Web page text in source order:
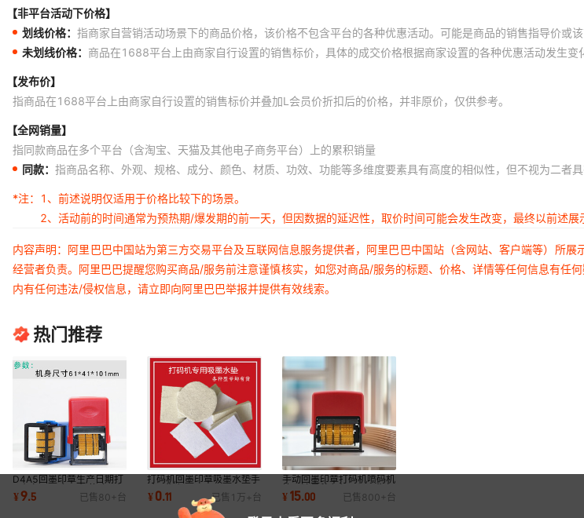
【非平台活动下价格】
划线价格： 指商家自营销活动场景下的商品价格，该价格不包含平台的各种优惠活动。可能是商品的销售指导价或
未划线价格： 商品在1688平台上由商家自行设置的销售标价，具体的成交价格根据商家设置的各种优惠活动发生变
【发布价】
指商品在1688平台上由商家自行设置的销售标价并叠加L会员价折扣后的价格，并非原价，仅供参考。
【全网销量】
指同款商品在多个平台（含淘宝、天猫及其他电子商务平台）上的累积销量
同款： 指商品名称、外观、规格、成分、颜色、材质、功效、功能等多维度要素具有高度的相似性，但不视为二者
*注：
1、前述说明仅适用于价格比较下的场景。
2、活动前的时间通常为预热期/爆发期的前一天，但因数据的延迟性，取价时间可能会发生改变，最终以前述展
内容声明：阿里巴巴中国站为第三方交易平台及互联网信息服务提供者，阿里巴巴中国站（含网站、客户端等）所
经营者负责。阿里巴巴提醒您购买商品/服务前注意谨慎核实，如您对商品/服务的标题、价格、详情等任何信息有
内有任何违法/侵权信息，请立即向阿里巴巴举报并提供有效线索。
热门推荐
D4A5回墨印章生产日期打
码机打码器印码机仿喷码机
印打标机刻字
¥9.5 已售 80+ 台
打码机回墨印章吸墨水垫手
动日期印码器AC123456
型号条码手持式
¥0.11 已售 1万+ 台
手动回墨印章打码机喷码机
快干油墨移印机可调日期打
码器塑料纸箱
¥15.00 已售 800+ 台